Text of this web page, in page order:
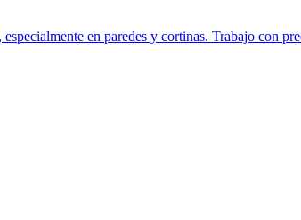
en paredes y cortinas. Trabajo con